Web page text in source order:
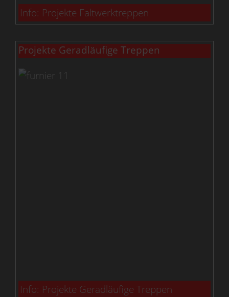
Info: Projekte Faltwerktreppen
Projekte Geradläufige Treppen
Info: Projekte Geradläufige Treppen